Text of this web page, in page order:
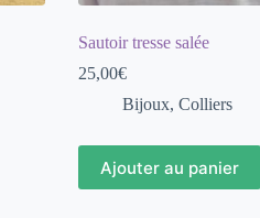
Sautoir tresse salée
25,00€
Bijoux, Colliers
Ajouter au panier